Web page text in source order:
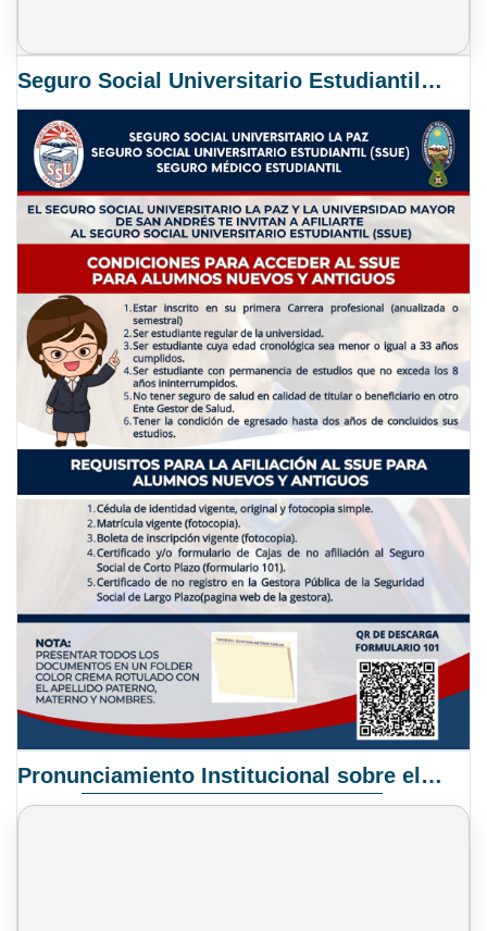
Seguro Social Universitario Estudiantil SSUE
Pronunciamiento Institucional sobre el Proyecto de Ley N° 068/2025-2026 C.S.